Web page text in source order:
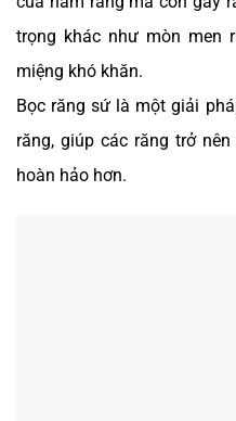
trọng khác như mòn men
miệng khó khăn.
Bọc răng sứ là một giải
răng, giúp các răng trở
hoàn hảo hơn.